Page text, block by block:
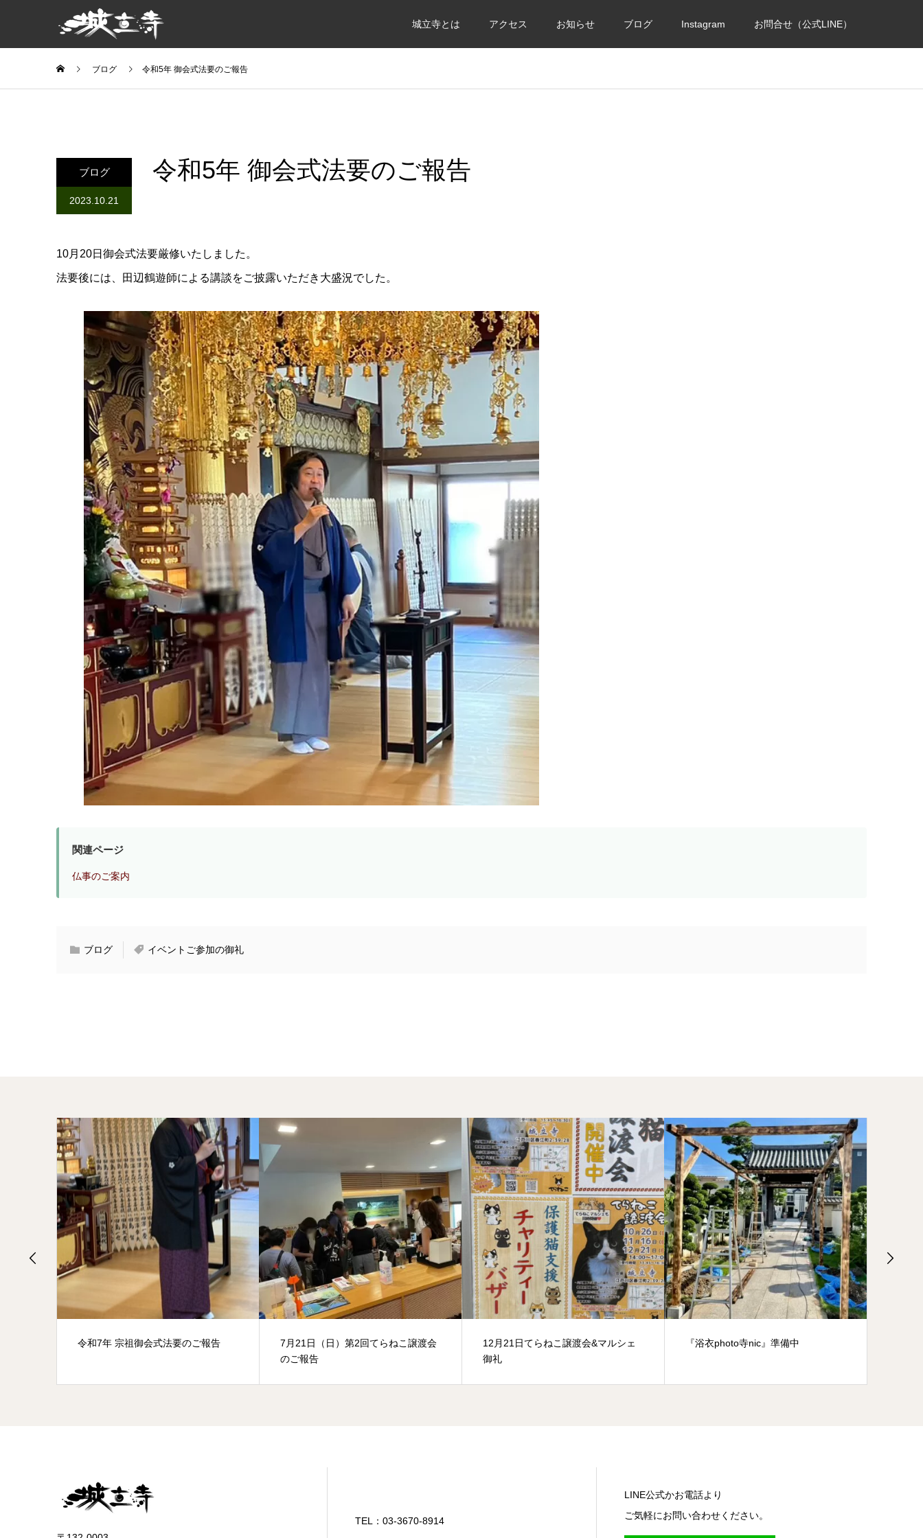
城立寺とは アクセス お知らせ ブログ Instagram お問合せ（公式LINE）
ブログ 令和5年 御会式法要のご報告
ブログ
2023.10.21
令和5年 御会式法要のご報告
10月20日御会式法要厳修いたしました。
法要後には、田辺鶴遊師による講談をご披露いただき大盛況でした。
関連ページ
仏事のご案内
ブログ イベントご参加の御礼
令和7年 宗祖御会式法要のご報告
7月21日（日）第2回てらねこ譲渡会
のご報告
12月21日てらねこ譲渡会&マルシェ
御礼
『浴衣photo寺nic』準備中
TEL：03-3670-8914
LINE公式かお電話より
ご気軽にお問い合わせください。